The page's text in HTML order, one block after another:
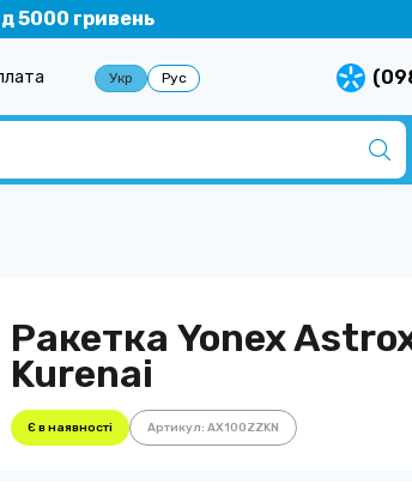
5000 гривень
Укр Рус
Ракетка Yonex
Kurenai
Є в наявності Артикул: AX100ZZKN